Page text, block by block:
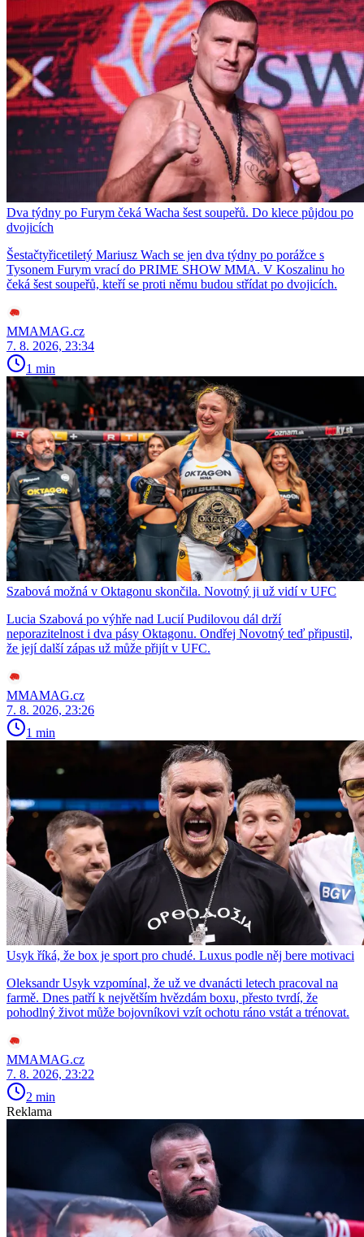
Dva týdny po Furym čeká Wacha šest soupeřů. Do klece půjdou po
dvojicích
Šestačtyřicetiletý Mariusz Wach se jen dva týdny po porážce s
Tysonem Furym vrací do PRIME SHOW MMA. V Koszalinu ho
čeká šest soupeřů, kteří se proti němu budou střídat po dvojicích.
MMAMAG.cz
7. 8. 2026, 23:34
1 min
Szabová možná v Oktagonu skončila. Novotný ji už vidí v UFC
Lucia Szabová po výhře nad Lucií Pudilovou dál drží
neporazitelnost i dva pásy Oktagonu. Ondřej Novotný teď připustil,
že její další zápas už může přijít v UFC.
MMAMAG.cz
7. 8. 2026, 23:26
1 min
Usyk říká, že box je sport pro chudé. Luxus podle něj bere motivaci
Oleksandr Usyk vzpomínal, že už ve dvanácti letech pracoval na
farmě. Dnes patří k největším hvězdám boxu, přesto tvrdí, že
pohodlný život může bojovníkovi vzít ochotu ráno vstát a trénovat.
MMAMAG.cz
7. 8. 2026, 23:22
2 min
Reklama